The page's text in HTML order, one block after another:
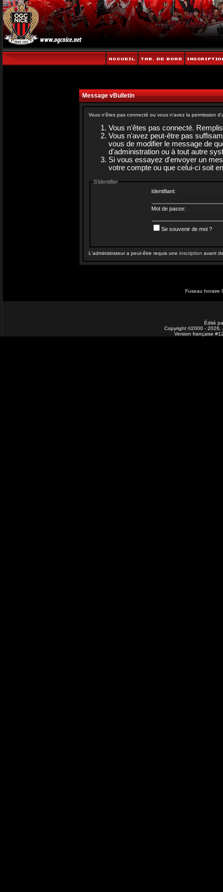
Message vBulletin
Vous n'êtes pas connecté ou vous n'avez la permission
Vous n'êtes pas connecté.
Vous n'avez peut-être pas
vous de modifier le message de
d'administration ou à tout autre
Si vous essayez d'envoyer un
votre compte ou que celui-ci soit
S'identifier
Identifiant:
Mot de passe:
Se souvenir de moi ?
L'administrateur a peut-être requis une inscription avant
Fuseau horaire
Édité
Copyright ©2000 - 2026,
Version française